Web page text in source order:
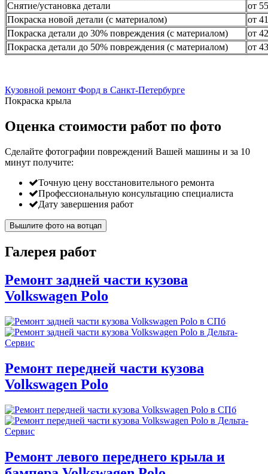
Снятие/установка детали
от
Покраска новой детали (с материалом)
от
Покраска детали до 30% повреждения (с материалом)
от
Покраска детали до 50% повреждения (с материалом)
от
Кузовной ремонт Форд в Санкт-Петербурге
Покраска крыла
Оценка стоимости работ по фото
Сделайте фотографии повреждений Вашей машины и за 10
минут получите:
Точную цену восстановительного ремонта
Профессиональную консультацию специалиста
Дату завершения работ
Вышлите фото на вотцап
Галерея работ
Ремонт задней части кузова
Volkswagen Polo
Ремонт передней части кузова
Volkswagen Polo
Ремонт левого переднего крыла и